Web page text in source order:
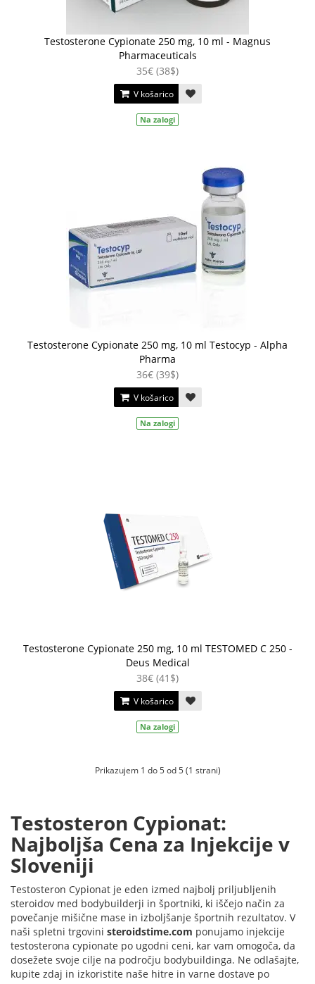
Testosterone Cypionate 250 mg, 10 ml - Magnus
Pharmaceuticals
35€ (38$)
V košarico
Na zalogi
Testosterone Cypionate 250 mg, 10 ml Testocyp - Alpha
Pharma
36€ (39$)
V košarico
Na zalogi
Testosterone Cypionate 250 mg, 10 ml TESTOMED C 250 -
Deus Medical
38€ (41$)
V košarico
Na zalogi
Prikazujem 1 do 5 od 5 (1 strani)
Testosteron Cypionat:
Najboljša Cena za Injekcije v
Sloveniji
Testosteron Cypionat je eden izmed najbolj priljubljenih
steroidov med bodybuilderji in športniki, ki iščejo način za
povečanje mišične mase in izboljšanje športnih rezultatov. V
naši spletni trgovini steroidstime.com ponujamo injekcije
testosterona cypionate po ugodni ceni, kar vam omogoča, da
dosežete svoje cilje na področju bodybuildinga. Ne odlašajte,
kupite zdaj in izkoristite naše hitre in varne dostave po